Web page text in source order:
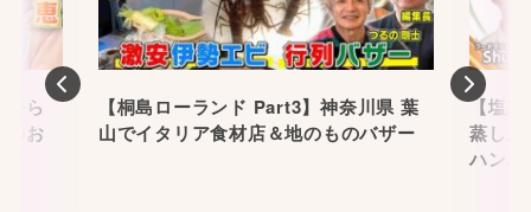
神奈川県 葉
ものバザー
【塩麹の水蒸しハンバーグ】「水」で
蒸し上げる驚くほどジューシーな塩麹